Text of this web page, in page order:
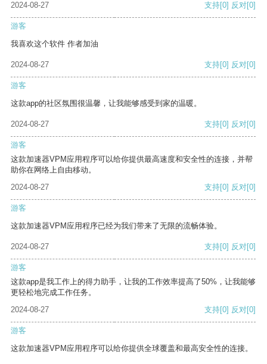
2024-08-27 支持[0] 反对[0]
游客
我喜欢这个软件 作者加油
2024-08-27 支持[0] 反对[0]
游客
这款app的社区氛围很温馨，让我能够感受到家的温暖。
2024-08-27 支持[0] 反对[0]
游客
这款加速器VPM应用程序可以给你提供最高速度和安全性的连接，并帮
助你在网络上自由移动。
2024-08-27
支持[0] 反对[0]
游客
这款加速器VPM应用程序已经为我们带来了无限的流畅体验。
2024-08-27 支持[0] 反对[0]
游客
这款app是我工作上的得力助手，让我的工作效率提高了50%，让我能够
更轻松地完成工作任务。
2024-08-27
支持[0] 反对[0]
游客
这款加速器VPM应用程序可以给你提供全球覆盖和最高安全性的连接。